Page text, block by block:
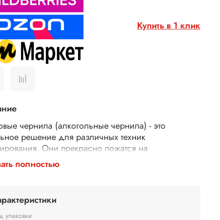
Купить в 1 клик
чернила (алкогольные чернила) - это
решение для различных техник
Они прекрасно ложатся на
гладкую бумагу, специально
для чернил для рисования. Эти
прекрасно смешиваются между собой, позволяя
новые оттенки.
того, эти чернила также могут быть использованы
полностью
упаковки